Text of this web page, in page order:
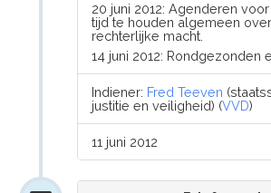
20 juni 2012: Agenderen
tijd te houden algemeen
rechterlijke macht.
14 juni 2012: Rondgezonden
Indiener: Fred Teeven
justitie en veiligheid) (VVD)
11 juni 2012